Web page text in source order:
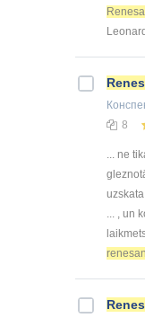
8
... ne
... , un